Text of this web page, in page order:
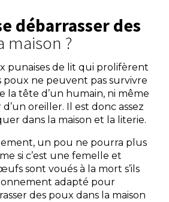
débarrasser des
maison ?
punaises de lit qui prolifèrent
poux ne peuvent pas survivre
la tête d’un humain, ni même
oreiller. Il est donc assez
dans la maison et la literie.
un pou ne pourra plus
si c’est une femelle et
sont voués à la mort s’ils
adapté pour
des poux dans la maison